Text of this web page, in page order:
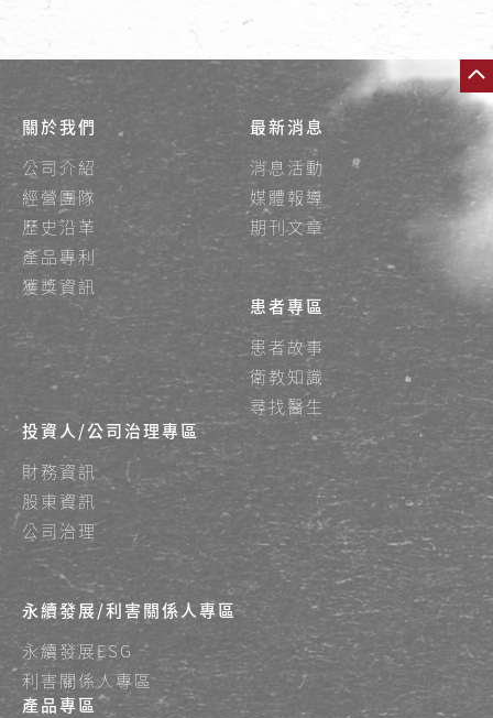
關於我們
公司介紹
經營團隊
歷史沿革
產品專利
獲獎資訊
最新消息
消息活動
媒體報導
期刊文章
患者專區
患者故事
衛教知識
尋找醫生
投資人/公司治理專區
財務資訊
股東資訊
公司治理
永續發展/利害關係人專區
永續發展ESG
利害關係人專區
產品專區